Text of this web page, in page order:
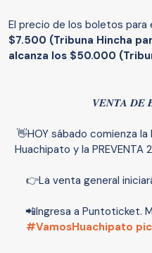
El precio de los boletos para
$7.500 (Tribuna Hincha
alcanza los $50.000
𝑽𝑬𝑵𝑻𝑨 𝑫𝑬
👋HOY sábado comienza la
Huachipato y la PREVENTA
👉La venta general
📲Ingresa a Puntoticket.
#VamosHuachipato